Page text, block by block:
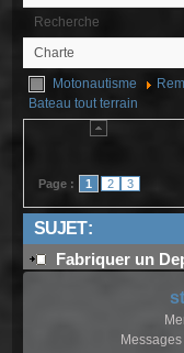
Recherche
Charte
Motonautisme
Bateau tout terrain
Page : 1 2 3
SUJET :
Fabriquer un